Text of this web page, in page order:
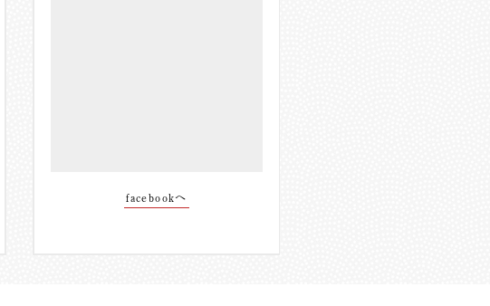
facebookへ